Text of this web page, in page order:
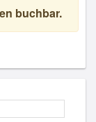
buchbar.